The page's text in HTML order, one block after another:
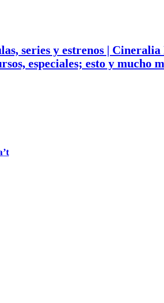
series y estrenos |
especiales; esto y mucho